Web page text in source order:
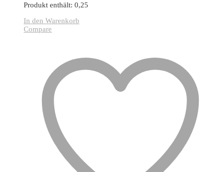
Produkt enthält: 0,25
In den Warenkorb
Compare